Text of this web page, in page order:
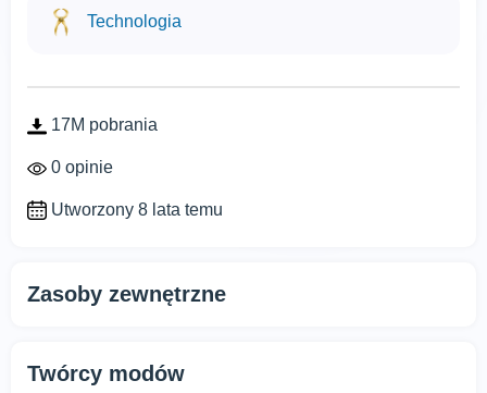
Technologia
17M pobrania
0 opinie
Utworzony 8 lata temu
Zasoby zewnętrzne
Twórcy modów